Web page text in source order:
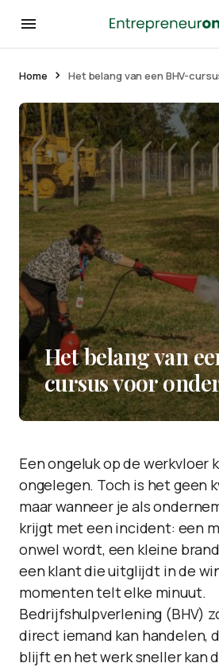
Home Het belang van een BHV-
Het belang van
cursus voor
Een ongeluk op de werkvloer
ongelegen. Toch is het geen
maar wanneer je als
krijgt met een incident: een
onwel wordt, een kleine
een klant die uitglijdt in de
momenten telt elke minuut.
Bedrijfshulpverlening (BHV)
direct iemand kan handelen,
blijft en het werk sneller kan